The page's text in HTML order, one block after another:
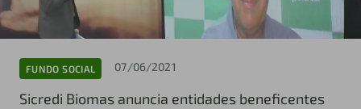
FUNDO SOCIAL 07/06/2021
Sicredi Biomas anuncia entidades beneficentes